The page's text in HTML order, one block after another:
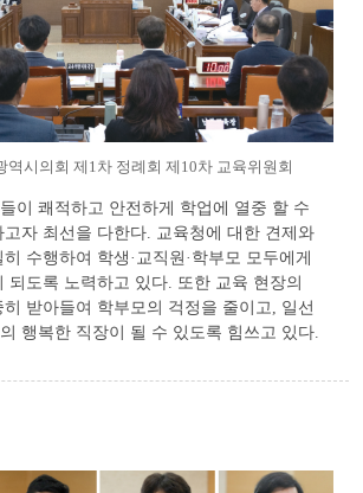
역시의회 제1차 정례회 제10차 교육위원회
이 쾌적하고 안전하게 학업에 열중 할 수
자 최선을 다한다. 교육청에 대한 견제와
수행하여 학생·교직원·학부모 모두에게
되도록 노력하고 있다. 또한 교육 현장의
받아들여 학부모의 걱정을 줄이고, 일선
행복한 직장이 될 수 있도록 힘쓰고 있다.